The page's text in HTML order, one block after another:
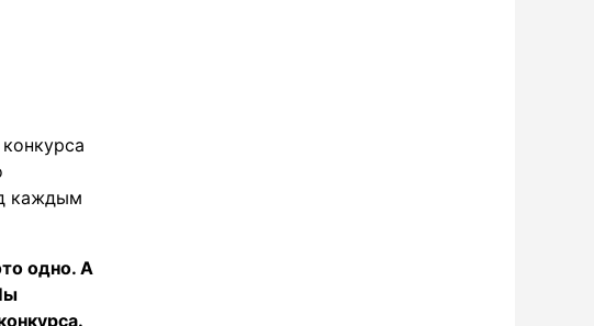
каждым
одно. А